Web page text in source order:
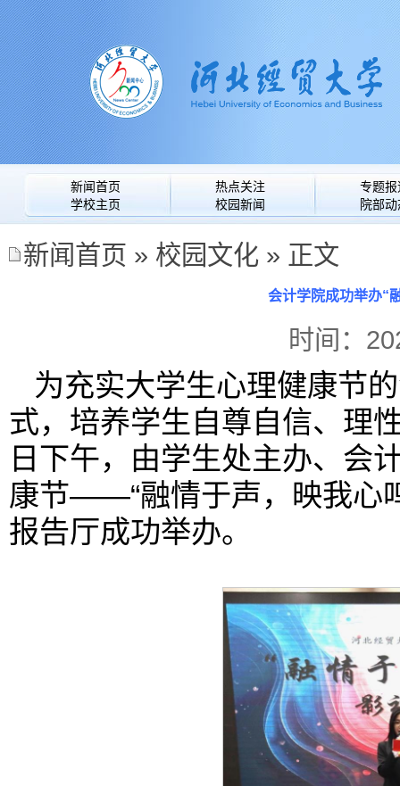
新闻首页 热点关注
专题报
学校主页
校园新闻 院部
新闻首页 » 校园文化 » 正文
会计学院成功举办“
时间：
为充实大学生心理健康节
式，培养学生自尊自信、理
日下午，由学生处主办、会
康节——“融情于声，映我心
报告厅成功举办。